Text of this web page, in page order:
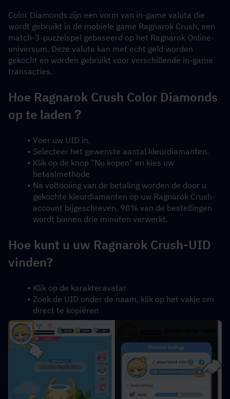
Color Diamonds zijn een vorm van in-game valuta die
wordt gebruikt in de mobiele game Ragnarok Crush, een
match-3-puzzelspel gebaseerd op het Ragnarok Online-
universum. Deze valuta kan met echt geld worden
gekocht en worden gebruikt voor verschillende in-game
transacties.
Hoe Ragnarok Crush Color Diamonds
op te laden？
Voer uw UID in.
Selecteer het gewenste aantal kleurdiamanten.
Klik op de knop "Nu kopen" en kies uw
betaalmethode
Na voltooiing van de betaling worden de door u
gekochte kleurdiamanten op uw Ragnarok Crush-
account bijgeschreven. 98% van de bestellingen
wordt binnen drie minuten verwerkt.
Hoe kunt u uw Ragnarok Crush-UID
vinden?
Klik op de karakteravatar
Zoek de UID onder de naam, klik op het vakje om
direct te kopiëren